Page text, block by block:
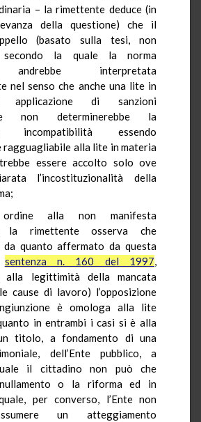
– la rimettente deduce (in
della questione) che il
(basato sulla tesi, non
secondo la quale la norma
andrebbe interpretata
nel senso che anche una lite in
di sanzioni
non determinerebbe la
incompatibilità essendo
alla lite in materia
essere accolto solo ove
l’incostituzionalità della
alla non manifesta
la rimettente osserva che
da quanto affermato da questa
sentenza n. 160 del 1997,
alla legittimità della mancata
cause di lavoro) l’opposizione
ingiunzione è omologa alla lite
in entrambi i casi si è alla
titolo, a fondamento di una
dell’Ente pubblico, a
il cittadino non può che
o la riforma ed in
per converso, l’Ente non
un atteggiamento